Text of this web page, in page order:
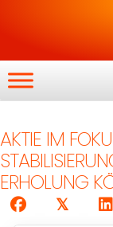
AKTIE IM
ERHOLUNG
𝕏